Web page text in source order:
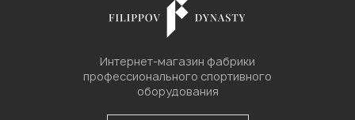
Интернет-магазин фабрики
профессионального спортивного
оборудования